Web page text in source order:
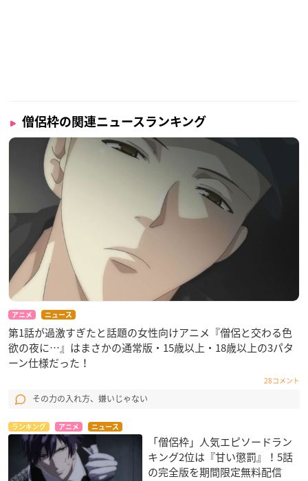
僧侶枠の関連ニュースランキング
アニメ ニュース
第1話が過激すぎたと話題の女性向けアニメ『僧侶と交わる色
欲の夜に…』はまさかの通常版・15歳以上・18歳以上の3パタ
ーン仕様だった！
28コメント
その力の入れ方、嫌いじゃない
ランキング アニメ ニュース
「僧侶枠」人気エピソードラン
キング2位は『甘い懲罰』！5話
の完全版を期間限定無料配信